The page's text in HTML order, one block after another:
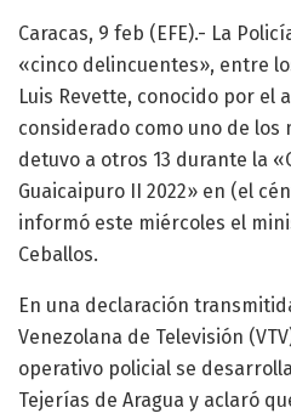
Caracas, 9 feb (EFE).- La
«cinco delincuentes», entre
Luis Revette, conocido por el
considerado como uno de los
detuvo a otros 13 durante la
Guaicaipuro II 2022» en (el
informó este miércoles el
Ceballos.
En una declaración
Venezolana de Televisión
operativo policial se
Tejerías de Aragua y aclaró